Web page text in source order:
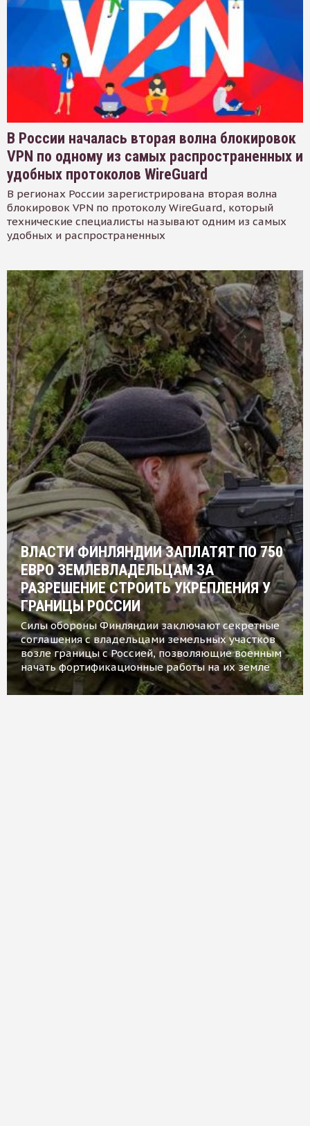
В России началась вторая волна блокировок
VPN по одному из самых распространенных и
удобных протоколов WireGuard
В регионах России зарегистрирована вторая волна
блокировок VPN по протоколу WireGuard, который
технические специалисты называют одним из самых
удобных и распространенных
ВЛАСТИ ФИНЛЯНДИИ ЗАПЛАТЯТ ПО 750
ЕВРО ЗЕМЛЕВЛАДЕЛЬЦАМ ЗА
РАЗРЕШЕНИЕ СТРОИТЬ УКРЕПЛЕНИЯ У
ГРАНИЦЫ РОССИИ
Силы обороны Финляндии заключают секретные
соглашения с владельцами земельных участков
возле границы с Россией, позволяющие военным
начать фортификационные работы на их земле